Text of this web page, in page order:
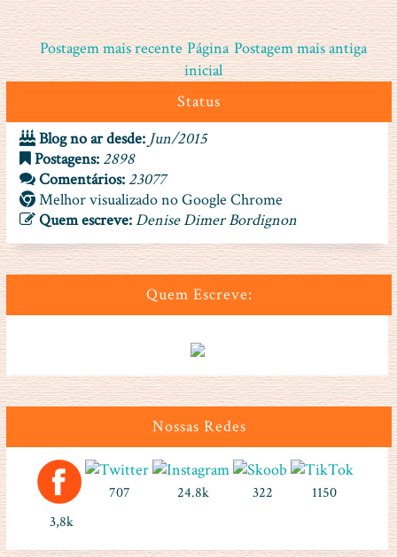
Postagem mais recente Postagem mais antiga
Página
inicial
Status
Blog no ar desde: Jun/2015
Postagens: 2898
Comentários: 23077
Melhor visualizado no Google Chrome
Quem escreve:Denise Dimer Bordignon
Quem Escreve:
Nossas Redes
3,8k
707 24.8k 322 1150